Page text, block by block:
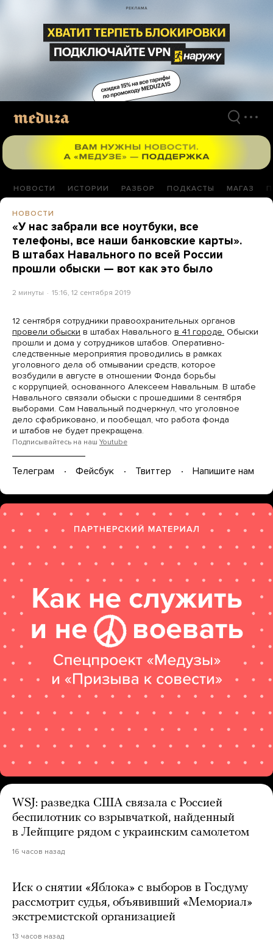
материалам
НОВОСТИ ИСТОРИИ РАЗБОР ПОДКАСТЫ МАГАЗ
НОВОСТИ
«У нас забрали все ноутбуки, все
телефоны, все наши банковские карты».
В штабах Навального по всей России
прошли обыски — вот как это было
2 минуты 15:16, 12 сентября 2019
12 сентября сотрудники правоохранительных органов
провели обыски в штабах Навального в 41 городе. Обыски
прошли и дома у сотрудников штабов. Оперативно-
следственные мероприятия проводились в рамках
уголовного дела об отмывании средств, которое
возбудили в августе в отношении Фонда борьбы
с коррупцией, основанного Алексеем Навальным. В штабе
Навального связали обыски с прошедшими 8 сентября
выборами. Сам Навальный подчеркнул, что уголовное
дело сфабриковано, и пообещал, что работа фонда
и штабов не будет прекращена.
Подписывайтесь на наш Youtube
Телеграм Фейсбук Твиттер Напишите нам
WSJ: разведка США связала с Россией
беспилотник со взрывчаткой, найденный
в Лейпциге рядом с украинским самолетом
16 часов назад
Иск о снятии «Яблока» с выборов в Госдуму
рассмотрит судья, объявивший «Мемориал»
экстремистской организацией
13 часов назад